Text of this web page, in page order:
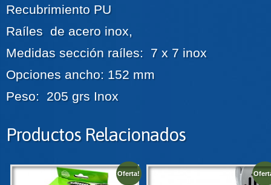
Recubrimiento PU
Raíles de acero inox,
Medidas sección raíles: 7 x 7 inox
Opciones ancho: 152 mm
Peso: 205 grs Inox
Productos Relacionados
Oferta!